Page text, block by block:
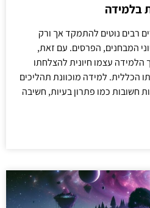
בלמידה
רבים נוטים להתמקד אך ורק
המבחנים, הפרסים. עם זאת,
עצמו חיונית להצלחתו
הכללית. למידה מוכוונת תהליכים
חשובות כמו פתרון בעיות, חשיבה